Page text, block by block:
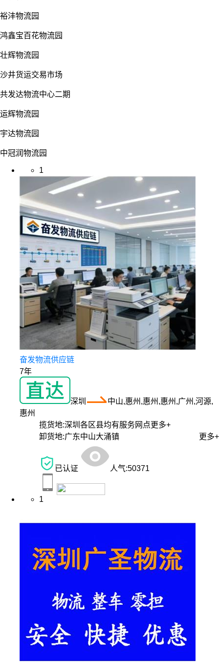
裕沣物流园
鸿鑫宝百花物流园
壮辉物流园
沙井货运交易市场
共发达物流中心二期
运辉物流园
宇达物流园
中冠润物流园
1
奋发物流供应链
7年
深圳
中山,惠州,惠州,惠州,广州,河源,
惠州
揽货地:深圳各区县均有服务网点更多+
卸货地:广东中山大涌镇 更多+
已认证 人气:50371
1